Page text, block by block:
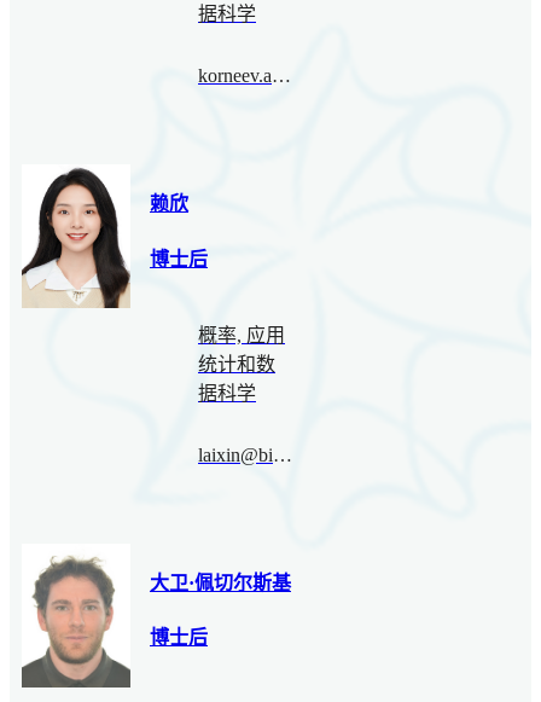
据科学
korneev.anatolii@bimsa.cn
赖欣
博士后
概率, 应用
统计和数
据科学
laixin@bimsa.cn
大卫·佩切尔斯基
博士后